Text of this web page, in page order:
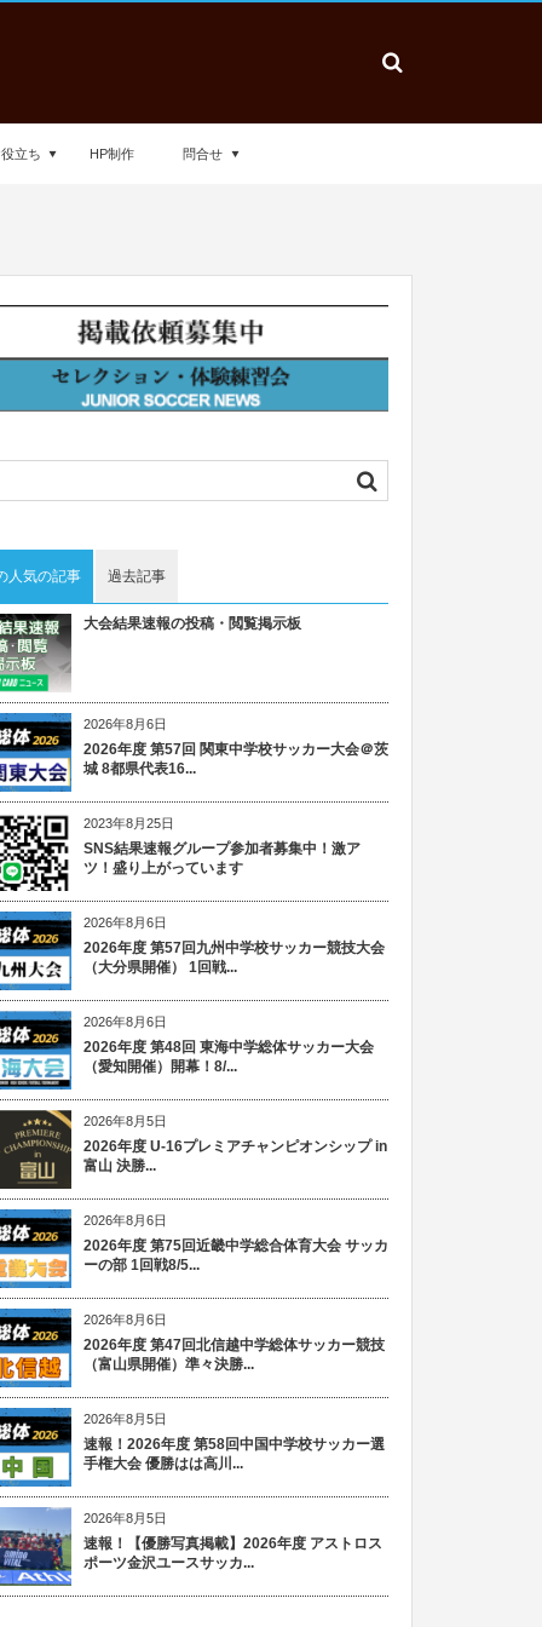
立ち HP制作 問合せ
人気の記事 過去記事
大会結果速報の投稿・閲覧掲示板
2026年8月6日
2026年度 第57回 関東中学校サッカー大会＠茨
城 8都県代表16...
2023年8月25日
SNS結果速報グループ参加者募集中！激ア
ツ！盛り上がっています
2026年8月6日
2026年度 第57回九州中学校サッカー競技大会
（大分県開催） 1回戦...
2026年8月6日
2026年度 第48回 東海中学総体サッカー大会
（愛知開催）開幕！8/...
2026年8月5日
2026年度 U-16プレミアチャンピオンシップ in
富山 決勝...
2026年8月6日
2026年度 第75回近畿中学総合体育大会 サッカ
ーの部 1回戦8/5...
2026年8月6日
2026年度 第47回北信越中学総体サッカー競技
（富山県開催）準々決勝...
2026年8月5日
速報！2026年度 第58回中国中学校サッカー選
手権大会 優勝はは高川...
2026年8月5日
速報！【優勝写真掲載】2026年度 アストロス
ポーツ金沢ユースサッカ...